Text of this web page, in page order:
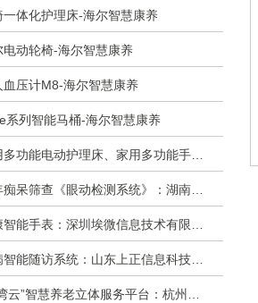
一体化护理床-海尔智慧康养
电动轮椅-海尔智慧康养
血压计M8-海尔智慧康养
系列智能马桶-海尔智慧康养
能电动护理床、家用多功能手动护理床：​衡水乐活医疗器械有限公司
筛查《眼动检测系统》：湖南佩蕾斯特科技有限公司
能手表：深圳埃微信息技术有限公司
能随访系统：山东上正信息科技有限公司
”智慧养老立体服务平台：杭州乐湾科技有限公司